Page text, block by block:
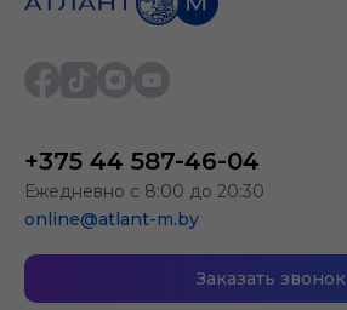
+375 44 587-46-04
Ежедневно с 8:00 до 20:30
online@atlant-m.by
Заказать звонок